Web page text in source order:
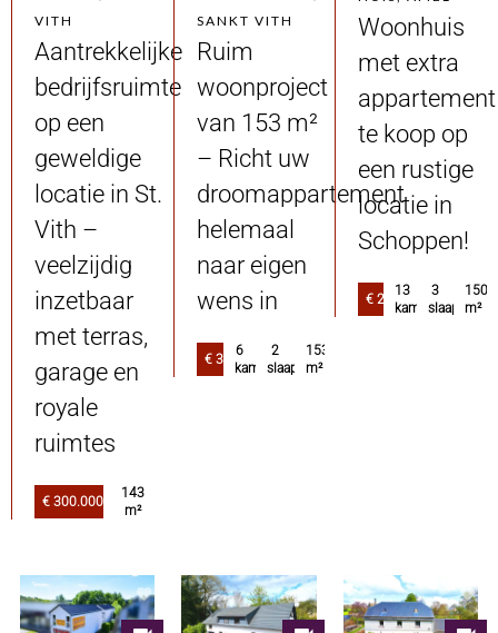
VITH
Aantrekkelijke
bedrijfsruimte
op een
geweldige
locatie in St.
Vith –
veelzijdig
inzetbaar
met terras,
garage en
royale
ruimtes
€ 300.000
143
m²
SANKT VITH
Ruim
woonproject
van 153 m²
– Richt uw
droomappartement
helemaal
naar eigen
wens in
€ 300.000
6
kamers
2
slaapkamers
153
m²
Woonhuis
met extra
appartement
te koop op
een rustige
locatie in
Schoppen!
€ 210.000
13
kamers
3
m²